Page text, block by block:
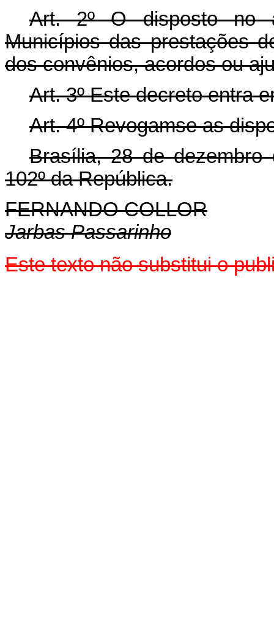
Art. 2º O disposto no
Municípios das prestações
dos convênios, acordos ou
Art. 3º Este decreto entra
Art. 4º Revogam­se as
Brasília, 28 de dezembro
102º da República.
FERNANDO COLLOR
Jarbas Passarinho
Este texto não substitui o